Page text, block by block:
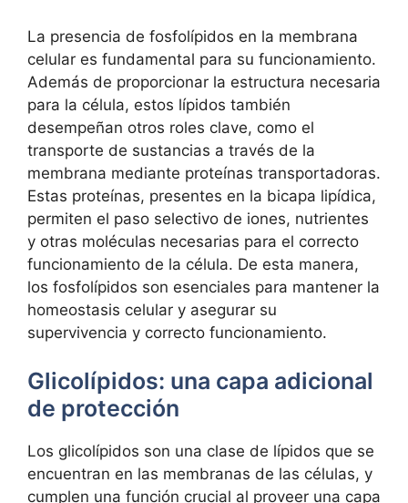
La presencia de fosfolípidos en la membrana‍
celular es fundamental para‍ su funcionamiento.⁣
Además ⁣de ‍proporcionar la estructura necesaria
para‍ la célula,⁤ estos lípidos también‌
desempeñan otros roles clave, como ‍el
transporte de sustancias a través de la
membrana mediante proteínas transportadoras.
Estas proteínas, presentes en la ‌bicapa lipídica,
permiten‌ el ‍paso selectivo de iones, nutrientes
y ‌otras moléculas necesarias para ‍el correcto
funcionamiento de la célula. De esta manera,
los fosfolípidos⁤ son esenciales para ⁤mantener la
homeostasis celular y‍ asegurar su
supervivencia y correcto funcionamiento.
Glicolípidos: una capa adicional
de protección
Los glicolípidos son una​ clase de lípidos que se
encuentran en las membranas de las⁢ células, y⁤
cumplen una función ‌crucial al​ proveer ⁢una capa​